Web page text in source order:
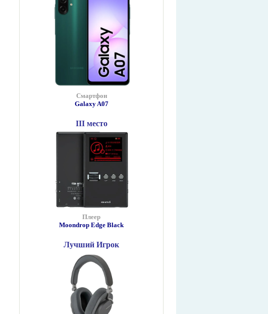
Смартфон
Galaxy A07
III место
Плеер
Moondrop Edge Black
Лучший Игрок